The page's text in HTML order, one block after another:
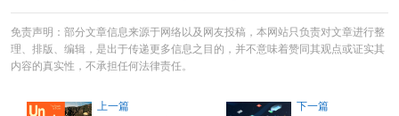
免责声明：部分文章信息来源于网络以及网友投稿，本网站只负责对文章进行整
理、排版、编辑，是出于传递更多信息之目的，并不意味着赞同其观点或证实其
内容的真实性，不承担任何法律责任。
上一篇
下一篇